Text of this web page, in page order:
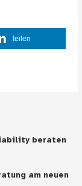
teilen
beraten
am neuen